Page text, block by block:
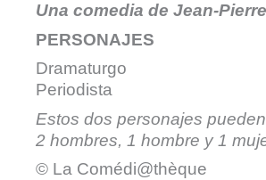
Una comedia de Jean-
PERSONAJES
Dramaturgo
Periodista
Estos dos personajes
2 hombres, 1 hombre y 1
© La Comédi@thèque